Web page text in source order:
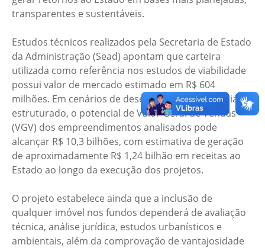
transparentes e sustentáveis.
Estudos técnicos realizados pela Secretaria de Estado
da Administração (Sead) apontam que carteira
utilizada como referência nos estudos de viabilidade
possui valor de mercado estimado em R$ 604
milhões. Em cenários de desenvolvimento imobiliário
estruturado, o potencial de Valor Geral de Vendas
(VGV) dos empreendimentos analisados pode
alcançar R$ 10,3 bilhões, com estimativa de geração
de aproximadamente R$ 1,24 bilhão em receitas ao
Estado ao longo da execução dos projetos.
O projeto estabelece ainda que a inclusão de
qualquer imóvel nos fundos dependerá de avaliação
técnica, análise jurídica, estudos urbanísticos e
ambientais, além da comprovação de vantajosidade